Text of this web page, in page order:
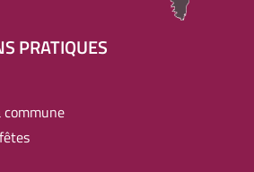
PRATIQUES